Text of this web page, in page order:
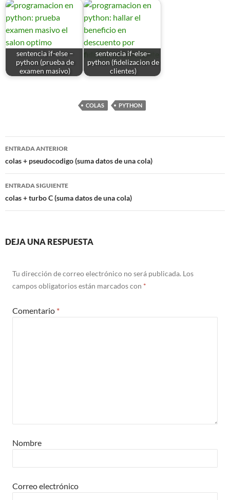
sentencia if-else –
python (prueba de
examen masivo)
sentencia if-else–
python (fidelizacion de
clientes)
COLAS PYTHON
Navegación
de
entradas
ENTRADA ANTERIOR
colas + pseudocodigo (suma datos de una cola)
ENTRADA SIGUIENTE
colas + turbo C (suma datos de una cola)
DEJA UNA RESPUESTA
Tu dirección de correo electrónico no será publicada. Los
campos obligatorios están marcados con *
Comentario *
Nombre
Correo electrónico